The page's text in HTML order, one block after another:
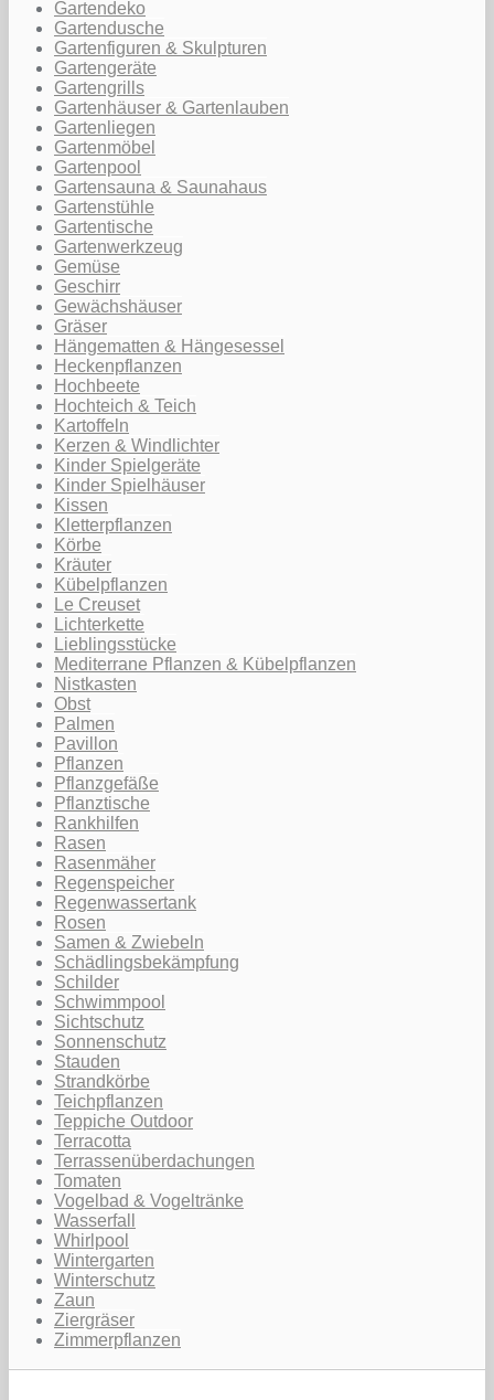
Gartendeko
Gartendusche
Gartenfiguren & Skulpturen
Gartengeräte
Gartengrills
Gartenhäuser & Gartenlauben
Gartenliegen
Gartenmöbel
Gartenpool
Gartensauna & Saunahaus
Gartenstühle
Gartentische
Gartenwerkzeug
Gemüse
Geschirr
Gewächshäuser
Gräser
Hängematten & Hängesessel
Heckenpflanzen
Hochbeete
Hochteich & Teich
Kartoffeln
Kerzen & Windlichter
Kinder Spielgeräte
Kinder Spielhäuser
Kissen
Kletterpflanzen
Körbe
Kräuter
Kübelpflanzen
Le Creuset
Lichterkette
Lieblingsstücke
Mediterrane Pflanzen & Kübelpflanzen
Nistkasten
Obst
Palmen
Pavillon
Pflanzen
Pflanzgefäße
Pflanztische
Rankhilfen
Rasen
Rasenmäher
Regenspeicher
Regenwassertank
Rosen
Samen & Zwiebeln
Schädlingsbekämpfung
Schilder
Schwimmpool
Sichtschutz
Sonnenschutz
Stauden
Strandkörbe
Teichpflanzen
Teppiche Outdoor
Terracotta
Terrassenüberdachungen
Tomaten
Vogelbad & Vogeltränke
Wasserfall
Whirlpool
Wintergarten
Winterschutz
Zaun
Ziergräser
Zimmerpflanzen